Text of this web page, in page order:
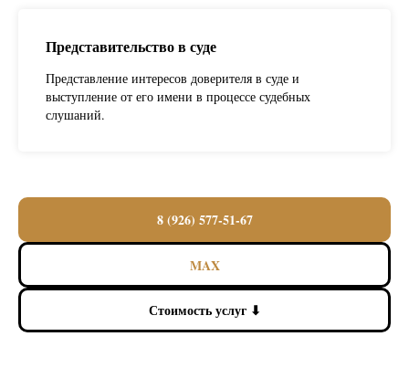
Представительство в суде
Представление интересов доверителя в суде и
выступление от его имени в процессе судебных
слушаний.
8 (926) 577-51-67
MAX
Стоимость услуг ⬇